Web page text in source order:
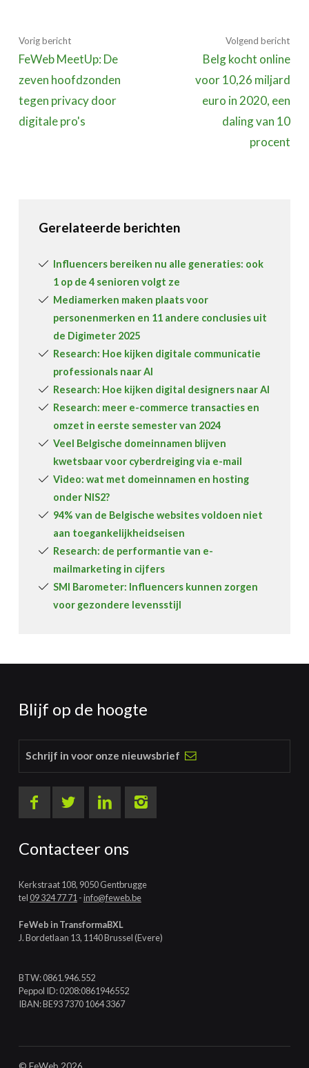
Vorig bericht
FeWeb MeetUp: De
zeven hoofdzonden
tegen privacy door
digitale pro's
Volgend bericht
Belg kocht online
voor 10,26 miljard
euro in 2020, een
daling van 10
procent
Gerelateerde berichten
Influencers bereiken nu alle generaties: ook
1 op de 4 senioren volgt ze
Mediamerken maken plaats voor
personenmerken en 11 andere conclusies uit
de Digimeter 2025
Research: Hoe kijken digitale communicatie
professionals naar AI
Research: Hoe kijken digital designers naar AI
Research: meer e-commerce transacties en
omzet in eerste semester van 2024
Veel Belgische domeinnamen blijven
kwetsbaar voor cyberdreiging via e-mail
Video: wat met domeinnamen en hosting
onder NIS2?
94% van de Belgische websites voldoen niet
aan toegankelijkheidseisen
Research: de performantie van e-
mailmarketing in cijfers
SMI Barometer: Influencers kunnen zorgen
voor gezondere levensstijl
Blijf op de hoogte
Schrijf in voor onze nieuwsbrief
Contacteer ons
Kerkstraat 108, 9050 Gentbrugge
tel09 324 77 71-info@feweb.be
FeWeb in TransformaBXL
J. Bordetlaan 13, 1140 Brussel (Evere)
BTW: 0861.946.552
Peppol ID: 0208:0861946552
IBAN: BE93 7370 1064 3367